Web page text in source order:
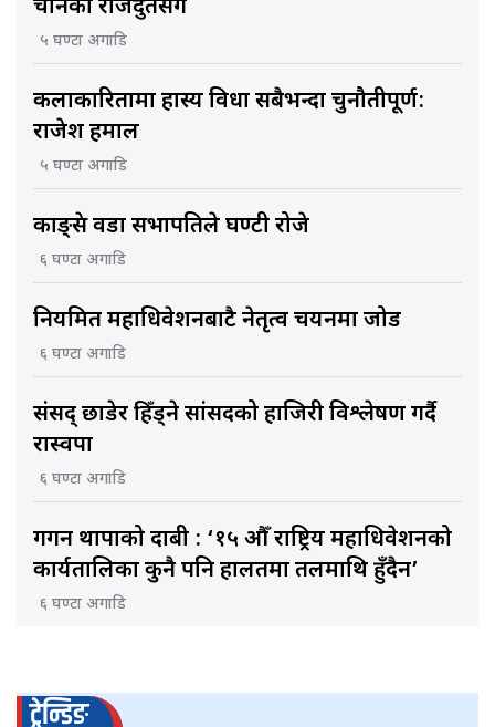
चीनका राजदुतसँग
५ घण्टा अगाडि
कलाकारितामा हास्य विधा सबैभन्दा चुनौतीपूर्ण:
राजेश हमाल
५ घण्टा अगाडि
काङ्ग्रेस वडा सभापतिले घण्टी रोजे
६ घण्टा अगाडि
नियमित महाधिवेशनबाटै नेतृत्व चयनमा जोड
६ घण्टा अगाडि
संसद् छाडेर हिँड्ने सांसदको हाजिरी विश्लेषण गर्दै
रास्वपा
६ घण्टा अगाडि
गगन थापाको दाबी : ‘१५ औँ राष्ट्रिय महाधिवेशनको
कार्यतालिका कुनै पनि हालतमा तलमाथि हुँदैन’
६ घण्टा अगाडि
ट्रेन्डिङ